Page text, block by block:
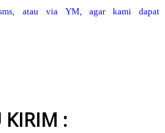
atau via YM, agar kami dapat
KIRIM :